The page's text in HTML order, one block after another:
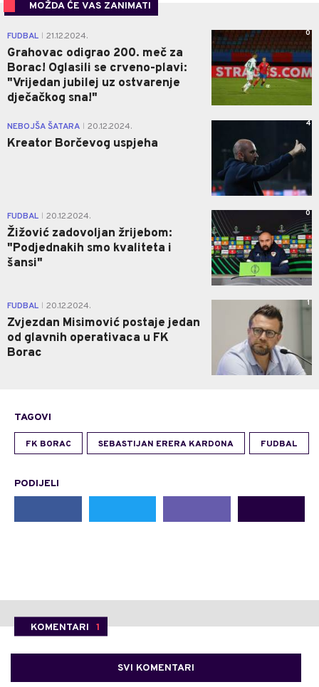
MOŽDA ĆE VAS ZANIMATI
FUDBAL 21.12.2024.
Grahovac odigrao 200. meč za
Borac! Oglasili se crveno-plavi:
"Vrijedan jubilej uz ostvarenje
dječačkog sna!"
0
NEBOJŠA ŠATARA 20.12.2024.
Kreator Borčevog uspjeha
4
FUDBAL 20.12.2024.
Žižović zadovoljan žrijebom:
"Podjednakih smo kvaliteta i
šansi"
0
FUDBAL 20.12.2024.
Zvjezdan Misimović postaje jedan
od glavnih operativaca u FK
Borac
1
TAGOVI
FK BORAC SEBASTIJAN ERERA KARDONA FUDBAL
PODIJELI
KOMENTARI 1
SVI KOMENTARI